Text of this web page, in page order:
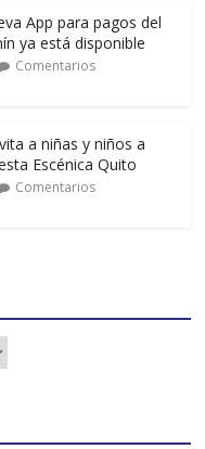
App para pagos del
ya está disponible
Comentarios
a niñas y niños a
Escénica Quito
Comentarios